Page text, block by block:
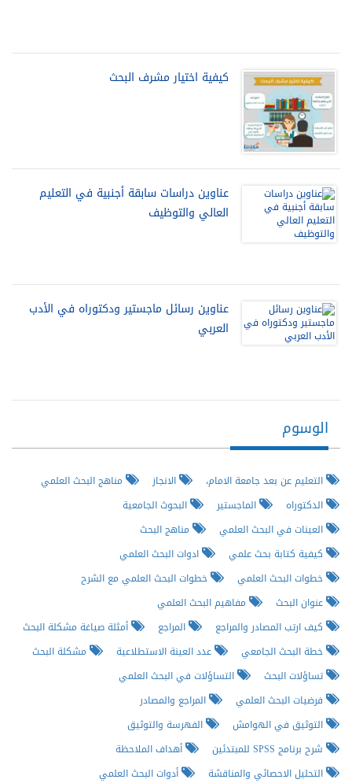
كيفية اختيار مشرف البحث
عناوين دراسات سابقة أجنبية في التعليم
العالي والتوظيف
عناوين رسائل ماجستير ودكتوراه في الأدب
العربي
الوسوم
التعليم عن بعد جامعة الامام، الانجاز
مناهج البحث العلمي
الدكتوراه
الماجستير
البحوث الجامعية
العينات في البحث العلمي
مناهج البحث
كيفية كتابة بحث علمي
ادوات البحث العلمي
خطوات البحث العلمي
خطوات البحث العلمي مع الشرح
عنوان البحث
مفاهيم البحث العلمي
كيف ارتب المصادر والمراجع
المراجع
أمثلة صياغة مشكلة البحث
خطة البحث الجامعي
عدد العينة الاستطلاعية
مشكلة البحث
تساؤلات البحث
التساؤلات في البحث العلمي
فرضيات البحث العلمي
المراجع والمصادر
التوثيق في الهوامش
الفهرسة والتوثيق
شرح برنامج SPSS للمبتدئين
أهداف الملاحظة
التحليل الاحصائي والمناقشة
أدوات البحث العلمي